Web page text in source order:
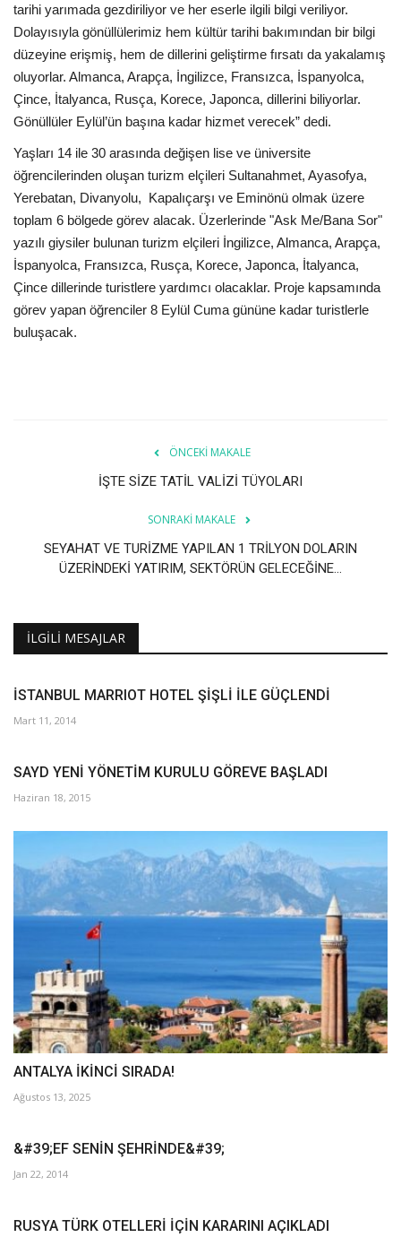
tarihi yarımada gezdiriliyor ve her eserle ilgili bilgi veriliyor.
Dolayısıyla gönüllülerimiz hem kültür tarihi bakımından bir bilgi
düzeyine erişmiş, hem de dillerini geliştirme fırsatı da yakalamış
oluyorlar. Almanca, Arapça, İngilizce, Fransızca, İspanyolca,
Çince, İtalyanca, Rusça, Korece, Japonca, dillerini biliyorlar.
Gönüllüler Eylül’ün başına kadar hizmet verecek” dedi.
Yaşları 14 ile 30 arasında değişen lise ve üniversite
öğrencilerinden oluşan turizm elçileri Sultanahmet, Ayasofya,
Yerebatan, Divanyolu, Kapalıçarşı ve Eminönü olmak üzere
toplam 6 bölgede görev alacak. Üzerlerinde "Ask Me/Bana Sor"
yazılı giysiler bulunan turizm elçileri İngilizce, Almanca, Arapça,
İspanyolca, Fransızca, Rusça, Korece, Japonca, İtalyanca,
Çince dillerinde turistlere yardımcı olacaklar. Proje kapsamında
görev yapan öğrenciler 8 Eylül Cuma gününe kadar turistlerle
buluşacak.
ÖNCEKI MAKALE
İŞTE SİZE TATİL VALİZİ TÜYOLARI
SONRAKI MAKALE
SEYAHAT VE TURİZME YAPILAN 1 TRİLYON DOLARIN
ÜZERİNDEKİ YATIRIM, SEKTÖRÜN GELECEĞİNE...
İLGILI MESAJLAR
İSTANBUL MARRIOT HOTEL ŞİŞLİ İLE GÜÇLENDİ
Mart 11, 2014
SAYD YENİ YÖNETİM KURULU GÖREVE BAŞLADI
Haziran 18, 2015
ANTALYA İKİNCİ SIRADA!
Ağustos 13, 2025
&#39;EF SENİN ŞEHRİNDE&#39;
Jan 22, 2014
RUSYA TÜRK OTELLERİ İÇİN KARARINI AÇIKLADI